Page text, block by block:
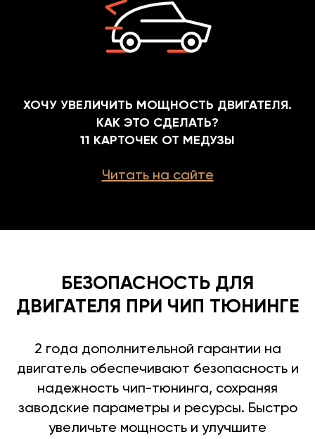
ХОЧУ УВЕЛИЧИТЬ МОЩНОСТЬ ДВИГАТЕЛЯ.
КАК ЭТО СДЕЛАТЬ?
11 КАРТОЧЕК ОТ МЕДУЗЫ
Читать на сайте
БЕЗОПАСНОСТЬ ДЛЯ
ДВИГАТЕЛЯ ПРИ ЧИП ТЮНИНГЕ
2 года дополнительной гарантии на
двигатель обеспечивают безопасность и
надежность чип-тюнинга, сохраняя
заводские параметры и ресурсы. Быстро
увеличьте мощность и улучшите